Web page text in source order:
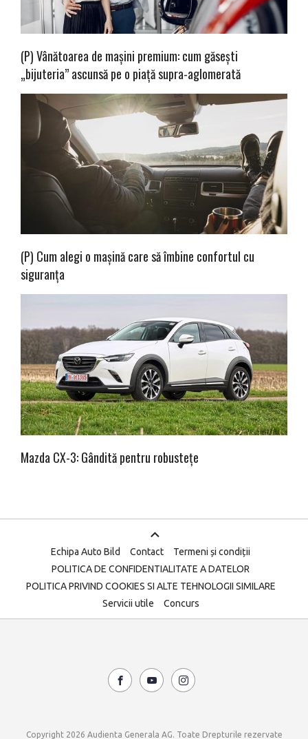
(P) Vânătoarea de mașini premium: cum găsești
„bijuteria” ascunsă pe o piață supra-aglomerată
(P) Cum alegi o mașină care să îmbine confortul cu
siguranța
Mazda CX-3: Gândită pentru robustețe
Echipa Auto Bild Contact
Termeni și condiții
POLITICA DE CONFIDENTIALITATE A DATELOR
POLITICA PRIVIND COOKIES SI ALTE TEHNOLOGII SIMILARE
Servicii utile
Concurs
Copyright 2026 Audienta Generala AG. Toate Drepturile rezervate